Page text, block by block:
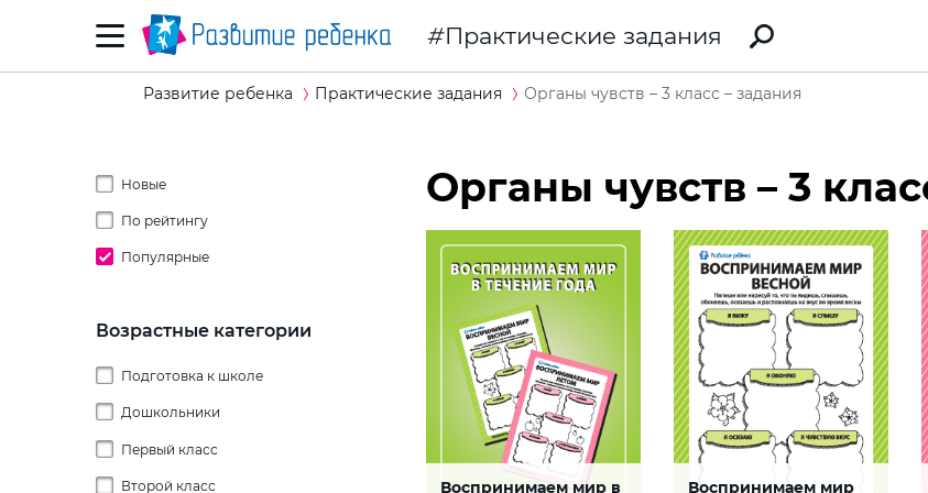
Практические задания
Развитие ребенка Практические задания Органы чувств – 3 класс – задания
Новые
По рейтингу
Популярные
Возрастные категории
Подготовка к школе
Дошкольники
2 года
3 года
Первый класс
Второй класс
Органы чувств – 3
Воспринимаем мир в
Воспринимаем мир